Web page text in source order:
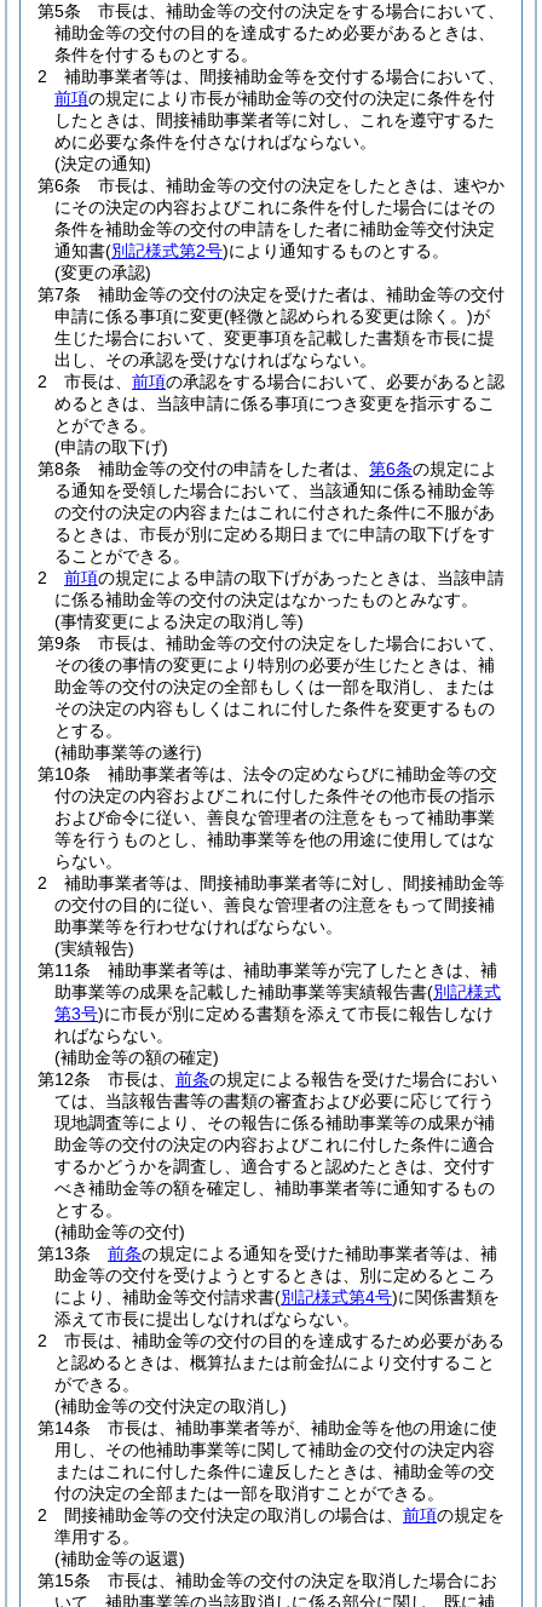
第5条
市長は、補助金等の交付の決定をする場合において、
補助金等の交付の目的を達成するため必要があるときは、
条件を付するものとする。
2
補助事業者等は、間接補助金等を交付する場合において、
前項の規定により市長が補助金等の交付の決定に条件を付
したときは、間接補助事業者等に対し、これを遵守するた
めに必要な条件を付さなければならない。
(決定の通知)
第6条
市長は、補助金等の交付の決定をしたときは、速やか
にその決定の内容およびこれに条件を付した場合にはその
条件を補助金等の交付の申請をした者に補助金等交付決定
通知書(別記様式第2号)により通知するものとする。
(変更の承認)
第7条
補助金等の交付の決定を受けた者は、補助金等の交付
申請に係る事項に変更(軽微と認められる変更は除く。)が
生じた場合において、変更事項を記載した書類を市長に提
出し、その承認を受けなければならない。
2
市長は、 前項の承認をする場合において、必要があると認
めるときは、当該申請に係る事項につき変更を指示するこ
とができる。
(申請の取下げ)
第8条
補助金等の交付の申請をした者は、 第6条の規定によ
る通知を受領した場合において、当該通知に係る補助金等
の交付の決定の内容またはこれに付された条件に不服があ
るときは、市長が別に定める期日までに申請の取下げをす
ることができる。
2
前項の規定による申請の取下げがあったときは、当該申請
に係る補助金等の交付の決定はなかったものとみなす。
(事情変更による決定の取消し等)
第9条
市長は、補助金等の交付の決定をした場合において、
その後の事情の変更により特別の必要が生じたときは、補
助金等の交付の決定の全部もしくは一部を取消し、または
その決定の内容もしくはこれに付した条件を変更するもの
とする。
(補助事業等の遂行)
第10条
補助事業者等は、法令の定めならびに補助金等の交
付の決定の内容およびこれに付した条件その他市長の指示
および命令に従い、善良な管理者の注意をもって補助事業
等を行うものとし、補助事業等を他の用途に使用してはな
らない。
2
補助事業者等は、間接補助事業者等に対し、間接補助金等
の交付の目的に従い、善良な管理者の注意をもって間接補
助事業等を行わせなければならない。
(実績報告)
第11条
補助事業者等は、補助事業等が完了したときは、補
助事業等の成果を記載した補助事業等実績報告書(別記様式
第3号)に市長が別に定める書類を添えて市長に報告しなけ
ればならない。
(補助金等の額の確定)
第12条
市長は、 前条の規定による報告を受けた場合におい
ては、当該報告書等の書類の審査および必要に応じて行う
現地調査等により、その報告に係る補助事業等の成果が補
助金等の交付の決定の内容およびこれに付した条件に適合
するかどうかを調査し、適合すると認めたときは、交付す
べき補助金等の額を確定し、補助事業者等に通知するもの
とする。
(補助金等の交付)
第13条
前条の規定による通知を受けた補助事業者等は、補
助金等の交付を受けようとするときは、別に定めるところ
により、補助金等交付請求書(別記様式第4号)に関係書類を
添えて市長に提出しなければならない。
2
市長は、補助金等の交付の目的を達成するため必要がある
と認めるときは、概算払または前金払により交付すること
ができる。
(補助金等の交付決定の取消し)
第14条
市長は、補助事業者等が、補助金等を他の用途に使
用し、その他補助事業等に関して補助金の交付の決定内容
またはこれに付した条件に違反したときは、補助金等の交
付の決定の全部または一部を取消すことができる。
2
間接補助金等の交付決定の取消しの場合は、 前項の規定を
準用する。
(補助金等の返還)
第15条
市長は、補助金等の交付の決定を取消した場合にお
いて、補助事業等の当該取消しに係る部分に関し、既に補